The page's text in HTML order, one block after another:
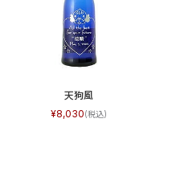
天狗風
8,030